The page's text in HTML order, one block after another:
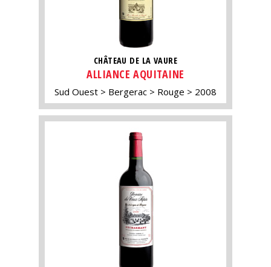
CHÂTEAU DE LA VAURE
ALLIANCE AQUITAINE
Sud Ouest Bergerac Rouge 2008